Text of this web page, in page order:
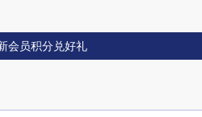
会员积分兑好礼